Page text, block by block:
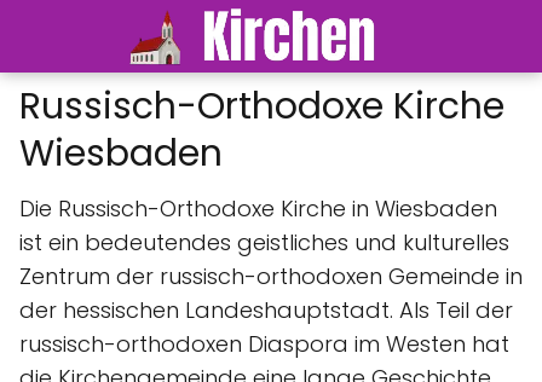
Russisch-Orthodoxe Kirche
Wiesbaden
Die Russisch-Orthodoxe Kirche in Wiesbaden
ist ein bedeutendes geistliches und kulturelles
Zentrum der russisch-orthodoxen Gemeinde in
der hessischen Landeshauptstadt. Als Teil der
russisch-orthodoxen Diaspora im Westen hat